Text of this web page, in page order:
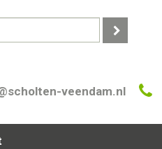
veendam.nl